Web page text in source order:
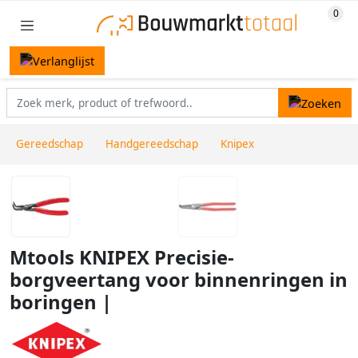
Gereedschap Handgereedschap Knipex
Mtools KNIPEX Precisie-
borgveertang voor binnenringen in
boringen |